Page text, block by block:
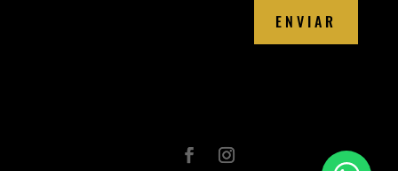
ENVIAR